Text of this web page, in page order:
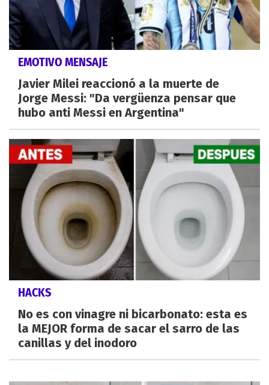
EMOTIVO MENSAJE
Javier Milei reaccionó a la muerte de
Jorge Messi: "Da vergüenza pensar que
hubo anti Messi en Argentina"
HACKS
No es con vinagre ni bicarbonato: esta es
la MEJOR forma de sacar el sarro de las
canillas y del inodoro